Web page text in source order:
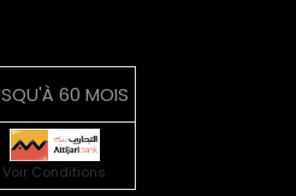
60 MOIS
Voir Conditions